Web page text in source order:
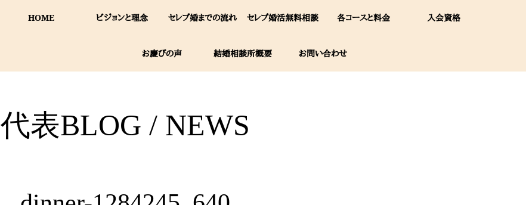
HOME ビジョンと理念 セレブ婚までの流れ セレブ婚活無料相談 各コースと料金 入会資格
お慶びの声 結婚相談所概要 お問い合わせ
代表BLOG / NEWS